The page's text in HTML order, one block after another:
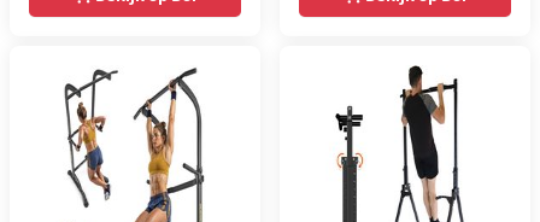
Up Bar -
Krachtstation -
Power Rack -
Verstelbaar -
Krachttraining
barren rugtrainer |
krachtstation
krachttoren |
fitnessstation |
power rack voor
thuis gym |